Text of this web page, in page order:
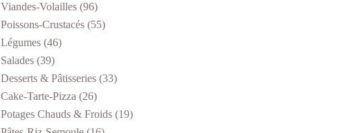
Viandes-Volailles (96)
Poissons-Crustacés (55)
Légumes (46)
Salades (39)
Desserts & Pâtisseries (33)
Cake-Tarte-Pizza (26)
Potages Chauds & Froids (19)